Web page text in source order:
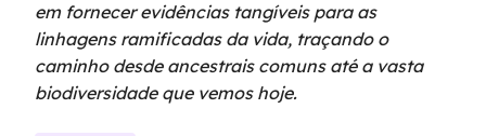
em fornecer evidências tangíveis para as
linhagens ramificadas da vida, traçando o
caminho desde ancestrais comuns até a vasta
biodiversidade que vemos hoje.